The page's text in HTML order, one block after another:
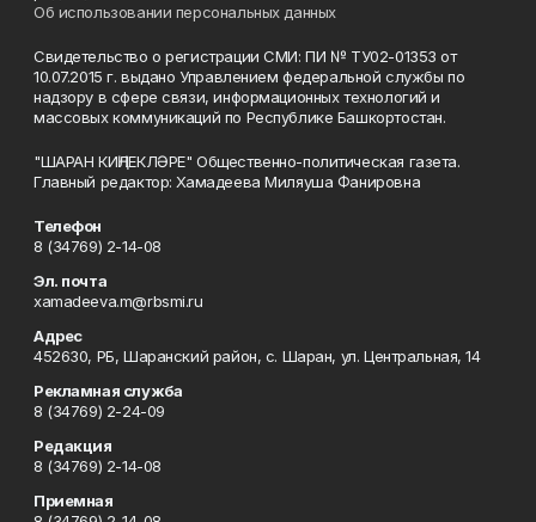
Об использовании персональных данных
Свидетельство о регистрации СМИ: ПИ № ТУ02-01353 от
10.07.2015 г. выдано Управлением федеральной службы по
надзору в сфере связи, информационных технологий и
массовых коммуникаций по Республике Башкортостан.
"ШАРАН КИҢЛЕКЛӘРЕ" Общественно-политическая газета.
Главный редактор: Хамадеева Миляуша Фанировна
Телефон
8 (34769) 2-14-08
Эл. почта
xamadeeva.m@rbsmi.ru
Адрес
452630, РБ, Шаранский район, с. Шаран, ул. Центральная, 14
Рекламная служба
8 (34769) 2-24-09
Редакция
8 (34769) 2-14-08
Приемная